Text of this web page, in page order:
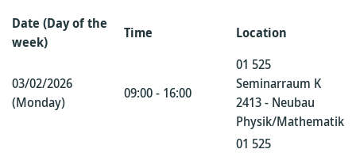
Date (Day of the
week)
Time Location
03/02/2026
(Monday)
09:00 - 16:00
01 525
Seminarraum K
2413 - Neubau
Physik/Mathematik
01 525